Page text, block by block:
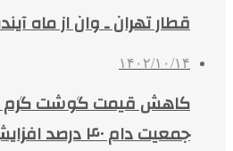
قطار تهران ـ وان از ماه
۱۴۰۲/۱۰/۱۴
کاهش قیمت گوشت گرم
جمعیت دام ۴۰ درصد افزایش یافت